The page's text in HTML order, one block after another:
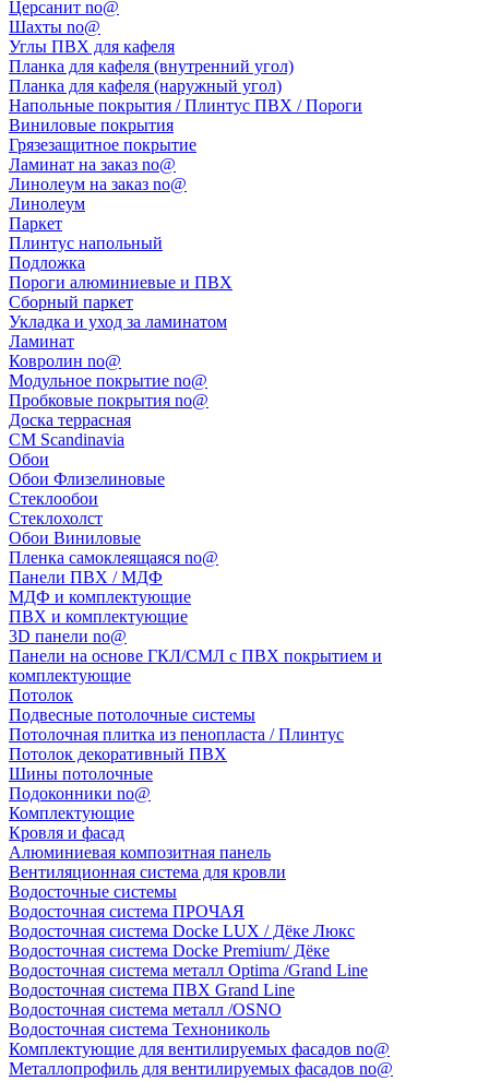
Церсанит no@
Шахты no@
Углы ПВХ для кафеля
Планка для кафеля (внутренний угол)
Планка для кафеля (наружный угол)
Напольные покрытия / Плинтус ПВХ / Пороги
Виниловые покрытия
Грязезащитное покрытие
Ламинат на заказ no@
Линолеум на заказ no@
Линолеум
Паркет
Плинтус напольный
Подложка
Пороги алюминиевые и ПВХ
Сборный паркет
Укладка и уход за ламинатом
Ламинат
Ковролин no@
Модульное покрытие no@
Пробковые покрытия no@
Доска террасная
CM Scandinavia
Обои
Обои Флизелиновые
Стеклообои
Стеклохолст
Обои Виниловые
Пленка самоклеящаяся no@
Панели ПВХ / МДФ
МДФ и комплектующие
ПВХ и комплектующие
3D панели no@
Панели на основе ГКЛ/СМЛ с ПВХ покрытием и
комплектующие
Потолок
Подвесные потолочные системы
Потолочная плитка из пенопласта / Плинтус
Потолок декоративный ПВХ
Шины потолочные
Подоконники no@
Комплектующие
Кровля и фасад
Алюминиевая композитная панель
Вентиляционная система для кровли
Водосточные системы
Водосточная система ПРОЧАЯ
Водосточная система Docke LUX / Дёке Люкс
Водосточная система Docke Premium/ Дёке
Водосточная система металл Optima /Grand Line
Водосточная система ПВХ Grand Line
Водосточная система металл /OSNO
Водосточная система Технониколь
Комплектующие для вентилируемых фасадов no@
Металлопрофиль для вентилируемых фасадов no@